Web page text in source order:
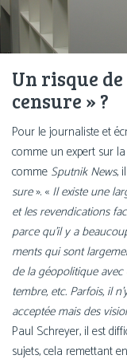
Un risque
censure » ?
Pour le jour­na­liste et
comme un expert sur
comme Sputnik News,
sure». « Il existe une
et les reven­di­ca­tions
parce qu’il y a
ments qui sont
de la géo­po­li­tique avec
tembre, etc. Parfois, il
accep­tée mais des
Paul Schreyer, il est
sujets, cela remet­tant